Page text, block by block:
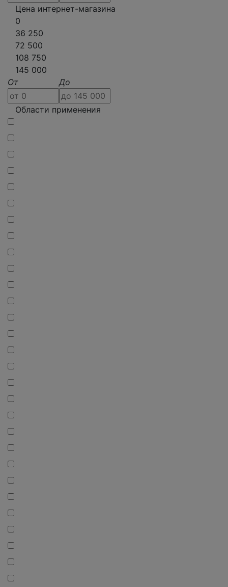
Цена интернет-магазина
0
36 250
72 500
108 750
145 000
От
До
Области применения